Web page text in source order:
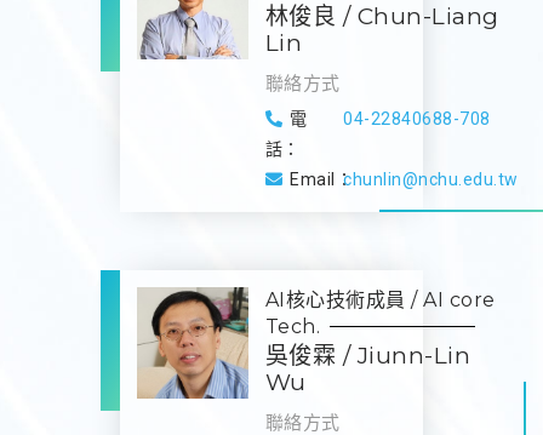
林俊良 / Chun-Liang
Lin
聯絡方式
電
話：
04-22840688-708
Email：chunlin@nchu.edu.tw
AI核心技術成員 / AI core
Tech.
吳俊霖 / Jiunn-Lin
Wu
聯絡方式